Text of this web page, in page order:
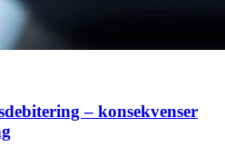
– konsekvenser